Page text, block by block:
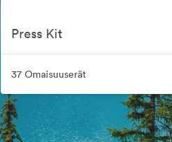
Press Kit
37 Omaisuuserät